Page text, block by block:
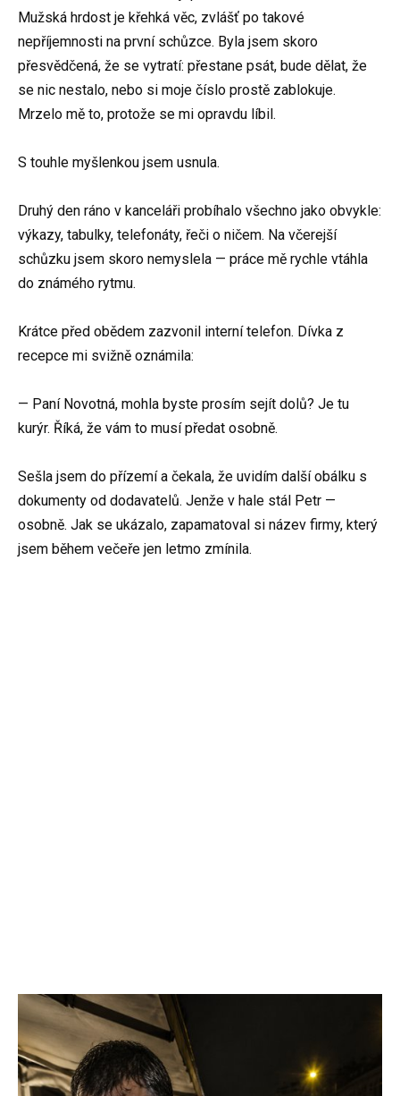
Mužská hrdost je křehká věc, zvlášť po takové
nepříjemnosti na první schůzce. Byla jsem skoro
přesvědčená, že se vytratí: přestane psát, bude dělat, že
se nic nestalo, nebo si moje číslo prostě zablokuje.
Mrzelo mě to, protože se mi opravdu líbil.
S touhle myšlenkou jsem usnula.
Druhý den ráno v kanceláři probíhalo všechno jako obvykle:
výkazy, tabulky, telefonáty, řeči o ničem. Na včerejší
schůzku jsem skoro nemyslela — práce mě rychle vtáhla
do známého rytmu.
Krátce před obědem zazvonil interní telefon. Dívka z
recepce mi svižně oznámila:
— Paní Novotná, mohla byste prosím sejít dolů? Je tu
kurýr. Říká, že vám to musí předat osobně.
Sešla jsem do přízemí a čekala, že uvidím další obálku s
dokumenty od dodavatelů. Jenže v hale stál Petr —
osobně. Jak se ukázalo, zapamatoval si název firmy, který
jsem během večeře jen letmo zmínila.